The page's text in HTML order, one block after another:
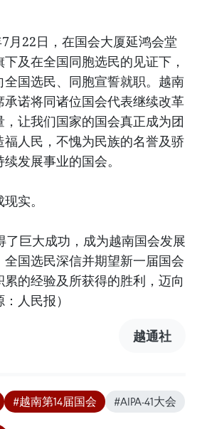
月22日，在国会大厦延鸿会堂
及在全国同胞选民的见证下，
国选民、同胞宣誓就职。越南
诺将同诸位国会代表继续改革
让我们国家的国会真正成为团
人民，不愧为民族的名誉及骄
发展事业的国会。
实。
了巨大成功，成为越南国会发展
全国选民深信并期望新一届国会
的经验及所获得的胜利，迈向
人民报）
越通社
#越南第14届国会 #AIPA-41大会